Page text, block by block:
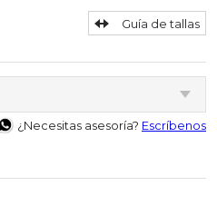
Guía de tallas
¿Necesitas asesoría? Escríbenos